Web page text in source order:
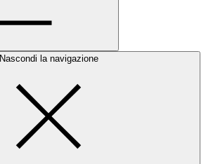
Nascondi la navigazione